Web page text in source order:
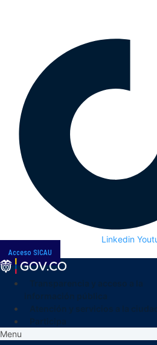
Linkedin
Acceso SICAU
Menu